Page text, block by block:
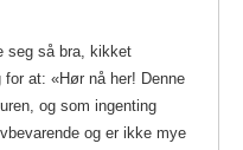
seg så bra, kikket
at: «Hør nå her! Denne
og som ingenting
og er ikke mye